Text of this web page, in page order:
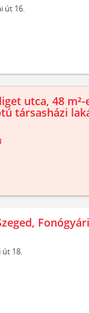
út 16.
utca, 48 m²-
társasházi
út 18.